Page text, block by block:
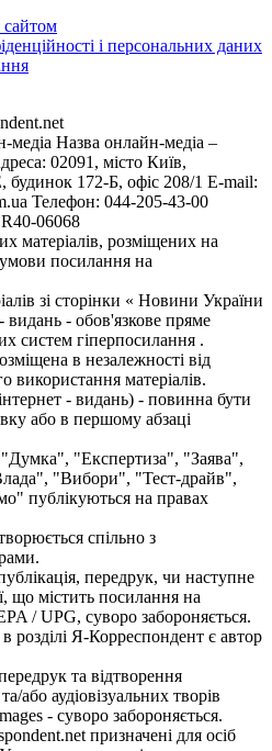
сайтом
і персональних даних
медіа Назва онлайн-медіа –
02091, місто Київ,
172-Б, офіс 208/1 E-mail:
Телефон: 044-205-43-00
R40-06068
матеріалів, розміщених на
умови посилання на
зі сторінки « Новини України
- видань - обов'язкове пряме
систем гіперпосилання .
в незалежності від
використання матеріалів.
- видань) - повинна бути
або в першому абзаці
"Експертиза", "Заява",
"Вибори", "Тест-драйв",
публікуються на правах
спільно з
передрук, чи наступне
що містить посилання на
/ UPG, суворо забороняється.
розділі Я-Корреспондент є автор
та відтворення
або аудіовізуальних творів
- суворо забороняється.
призначені для осіб